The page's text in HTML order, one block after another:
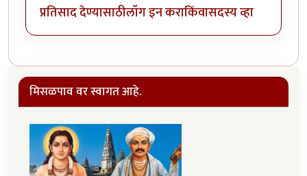
प्रतिसाद देण्यासाठीलॉग इन कराकिंवासदस्य व्हा
मिसळपाव वर स्वागत आहे.